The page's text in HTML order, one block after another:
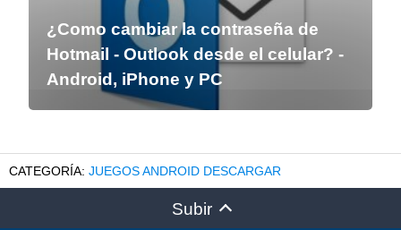
¿Como cambiar la contraseña de
Hotmail - Outlook desde el celular? -
Android, iPhone y PC
JUEGOS ANDROID DESCARGAR
Subir